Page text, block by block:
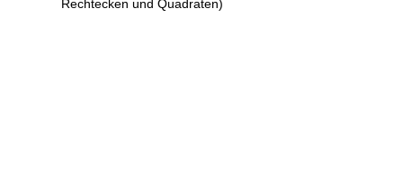
Rechtecken und Quadraten)